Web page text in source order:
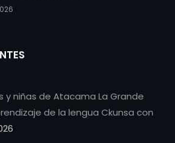
y niñas de Atacama La Grande
de la lengua Ckunsa con